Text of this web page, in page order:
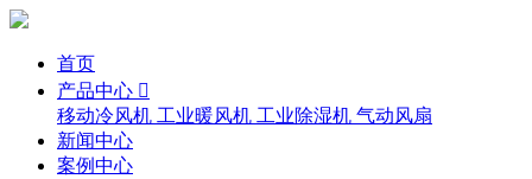
首页
产品中心 
移动冷风机 工业暖风机 工业除湿机 气动风扇
新闻中心
案例中心